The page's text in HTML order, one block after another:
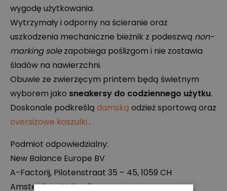
wygodę użytkowania.
Wytrzymały i odporny na ścieranie oraz
uszkodzenia mechaniczne bieżnik z podeszwą non-
marking solezapobiega poślizgom i nie zostawia
śladów na nawierzchni.
Obuwie ze zwierzęcym printem będą świetnym
wyborem jako sneakersy do codziennego użytku.
Doskonale podkreślą damską odzież sportową oraz
oversizowe koszulki .
Podmiot odpowiedzialny:
New Balance Europe BV
A-Factorij, Pilotenstraat 35 – 45, 1059 CH
Amsterdam, Holandia